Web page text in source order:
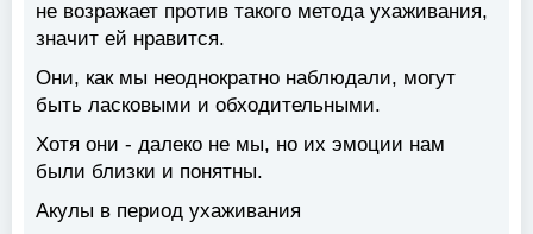
не возражает против такого метода ухаживания,
значит ей нравится.
Они, как мы неоднократно наблюдали, могут
быть ласковыми и обходительными.
Хотя они - далеко не мы, но их эмоции нам
были близки и понятны.
Акулы в период ухаживания